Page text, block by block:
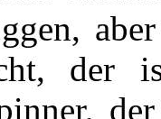
der